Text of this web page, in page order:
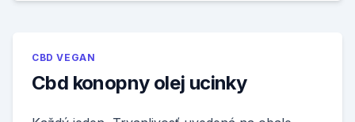
CBD VEGAN
Cbd konopny olej ucinky